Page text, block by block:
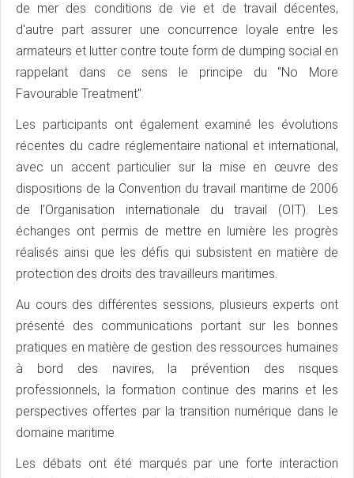
de mer des conditions de vie et de travail décentes,
d'autre part assurer une concurrence loyale entre les
armateurs et lutter contre toute form de dumping social en
rappelant dans ce sens le principe du "No More
Favourable Treatment".
Les participants ont également examiné les évolutions
récentes du cadre réglementaire national et international,
avec un accent particulier sur la mise en œuvre des
dispositions de la Convention du travail maritime de 2006
de l’Organisation internationale du travail (OIT). Les
échanges ont permis de mettre en lumière les progrès
réalisés ainsi que les défis qui subsistent en matière de
protection des droits des travailleurs maritimes.
Au cours des différentes sessions, plusieurs experts ont
présenté des communications portant sur les bonnes
pratiques en matière de gestion des ressources humaines
à bord des navires, la prévention des risques
professionnels, la formation continue des marins et les
perspectives offertes par la transition numérique dans le
domaine maritime.
Les débats ont été marqués par une forte interaction